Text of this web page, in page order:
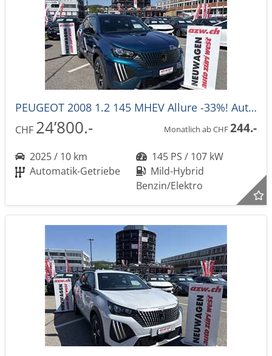
PEUGEOT 2008 1.2 145 MHEV Allure -33%! Automat
CHF 24’800.- Monatlich ab CHF244.-
2025 / 10 km
145 PS / 107 kW
Automatik-Getriebe
Mild-Hybrid
Benzin/Elektro